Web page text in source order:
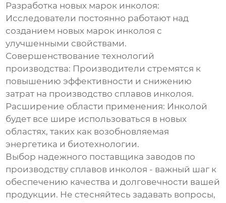
Разработка новых марок инколоя:
Исследователи постоянно работают над
созданием новых марок инколоя с
улучшенными свойствами.
Совершенствование технологий
производства: Производители стремятся к
повышению эффективности и снижению
затрат на производство сплавов инколоя.
Расширение области применения: Инколой
будет все шире использоваться в новых
областях, таких как возобновляемая
энергетика и биотехнологии.
Выбор надежного поставщиказаводов по
производству сплавов инколоя - важный шаг к
обеспечению качества и долговечности вашей
продукции. Не стесняйтесь задавать вопросы,